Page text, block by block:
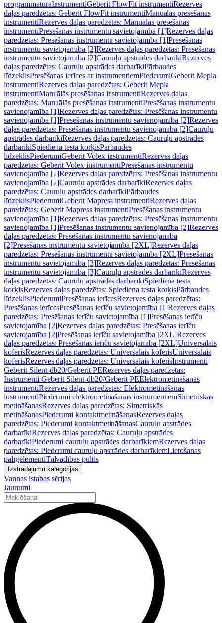
programmatūraInstrumentiGeberit FlowFit instrumentiRezerves
daļas paredzētas: Geberit FlowFit instrumentiManuālās presēšanas
instrumentiRezerves daļas paredzētas: Manuālās presēšanas
instrumentiPresēšanas instrumentu savietojamība [1]Rezerves daļas
paredzētas: Presēšanas instrumentu savietojamība [1]Presēšanas
instrumentu savietojamība [2]Rezerves daļas paredzētas: Presēšanas
instrumentu savietojamība [2]Cauruļu apstrādes darbarīkiRezerves
daļas paredzētas: Cauruļu apstrādes darbarīkiPārbaudes
līdzeklisPresēšanas ierīces ar instrumentiemPiederumiGeberit Mepla
instrumentiRezerves daļas paredzētas: Geberit Mepla
instrumentiManuālās presēšanas instrumentiRezerves daļas
paredzētas: Manuālās presēšanas instrumentiPresēšanas instrumentu
savienojamība [1]Rezerves daļas paredzētas: Presēšanas instrumentu
savienojamība [1]Presēšanas instrumentu savienojamība [2]Rezerves
daļas paredzētas: Presēšanas instrumentu savienojamība [2]Cauruļu
apstrādes darbarīkiRezerves daļas paredzētas: Cauruļu apstrādes
darbarīkiSpiediena testa korķisPārbaudes
līdzeklisPiederumiGeberit Volex instrumentiRezerves daļas
paredzētas: Geberit Volex instrumentiPresēšanas instrumentu
savienojamība [2]Rezerves daļas paredzētas: Presēšanas instrumentu
savienojamība [2]Cauruļu apstrādes darbarīkiRezerves daļas
paredzētas: Cauruļu apstrādes darbarīkiPārbaudes
līdzeklisPiederumiGeberit Mapress instrumentiRezerves daļas
paredzētas: Geberit Mapress instrumentiPresēšanas instrumentu
savienojamība [1]Rezerves daļas paredzētas: Presēšanas instrumentu
savienojamība [1]Presēšanas instrumentu savienojamība [2]Rezerves
daļas paredzētas: Presēšanas instrumentu savienojamība
[2]Presēšanas instrumentu savietojamība [2XL]Rezerves daļas
paredzētas: Presēšanas instrumentu savietojamība [2XL]Presēšanas
instrumentu savietojamība [3]Rezerves daļas paredzētas: Presēšanas
instrumentu savietojamība [3]Cauruļu apstrādes darbarīkiRezerves
daļas paredzētas: Cauruļu apstrādes darbarīkiSpiediena testa
korķisRezerves daļas paredzētas: Spiediena testa korķisPārbaudes
līdzeklisPiederumiPresēšanas ierīcesRezerves daļas paredzētas:
Presēšanas ierīcesPresēšanas ierīču savietojamība [1]Rezerves daļas
paredzētas: Presēšanas ierīču savietojamība [1]Presēšanas ierīču
savietojamība [2]Rezerves daļas paredzētas: Presēšanas ierīču
savietojamība [2]Presēšanas ierīču savietojamība [2XL]Rezerves
daļas paredzētas: Presēšanas ierīču savietojamība [2XL]Universālais
koferisRezerves daļas paredzētas: Universālais koferisUniversālais
koferisRezerves daļas paredzētas: Universālais koferisInstrumenti
Geberit Silent-db20/Geberit PERezerves daļas paredzētas:
Instrumenti Geberit Silent-db20/Geberit PEElektrometināšanas
instrumentiRezerves daļas paredzētas: Elektrometināšanas
instrumentiPiederumi elektrometināšanas instrumentiemSimetriskās
metināšanasRezerves daļas paredzētas: Simetriskās
metināšanasPiederumi kontaktmetināšanasRezerves daļas
paredzētas: Piederumi kontaktmetināšanasCauruļu apstrādes
darbarīkiRezerves daļas paredzētas: Cauruļu apstrādes
darbarīkiPiederumi cauruļu apstrādes darbarīkiemRezerves daļas
paredzētas: Piederumi cauruļu apstrādes darbarīkiemLietošanas
palīgelementiTālvadības pultis
Izstrādājumu kategorijas
Vannas istabas sērijas
Jaunumi